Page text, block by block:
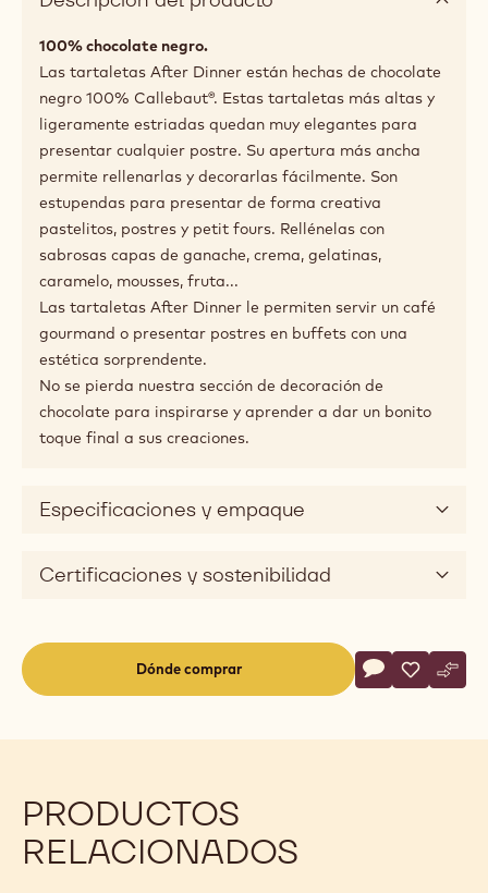
100% chocolate negro.
Las tartaletas After Dinner están hechas de chocolate
negro 100% Callebaut®. Estas tartaletas más altas y
ligeramente estriadas quedan muy elegantes para
presentar cualquier postre. Su apertura más ancha
permite rellenarlas y decorarlas fácilmente. Son
estupendas para presentar de forma creativa
pastelitos, postres y petit fours. Rellénelas con
sabrosas capas de ganache, crema, gelatinas,
caramelo, mousses, fruta...
Las tartaletas After Dinner le permiten servir un café
gourmand o presentar postres en buffets con una
estética sorprendente.
No se pierda nuestra sección de decoración de
chocolate para inspirarse y aprender a dar un bonito
toque final a sus creaciones.
Especificaciones y empaque
Certificaciones y sostenibilidad
Dónde comprar
Actions
Escribe un
- After Dinner
Salvar
- After
-
PRODUCTOS
RELACIONADOS